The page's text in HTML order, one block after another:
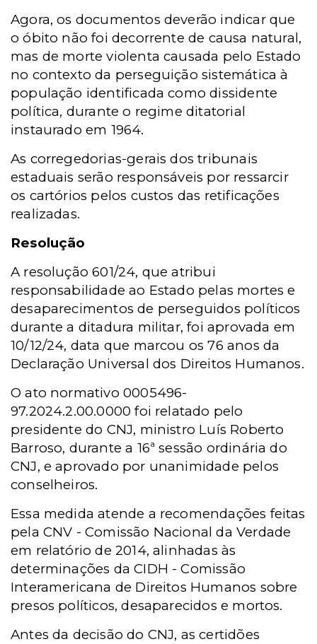
Agora, os documentos deverão indicar que
o óbito não foi decorrente de causa natural,
mas de morte violenta causada pelo Estado
no contexto da perseguição sistemática à
população identificada como dissidente
política, durante o regime ditatorial
instaurado em 1964.
As corregedorias-gerais dos tribunais
estaduais serão responsáveis por ressarcir
os cartórios pelos custos das retificações
realizadas.
Resolução
A resolução 601/24, que atribui
responsabilidade ao Estado pelas mortes e
desaparecimentos de perseguidos políticos
durante a ditadura militar, foi aprovada em
10/12/24, data que marcou os 76 anos da
Declaração Universal dos Direitos Humanos.
O ato normativo 0005496-
97.2024.2.00.0000 foi relatado pelo
presidente do CNJ, ministro Luís Roberto
Barroso, durante a 16ª sessão ordinária do
CNJ, e aprovado por unanimidade pelos
conselheiros.
Essa medida atende a recomendações feitas
pela CNV - Comissão Nacional da Verdade
em relatório de 2014, alinhadas às
determinações da CIDH - Comissão
Interamericana de Direitos Humanos sobre
presos políticos, desaparecidos e mortos.
Antes da decisão do CNJ, as certidões